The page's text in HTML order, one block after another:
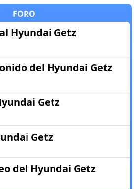
FORO
Hyundai Getz
del Hyundai Getz
Getz
Getz
del Hyundai Getz